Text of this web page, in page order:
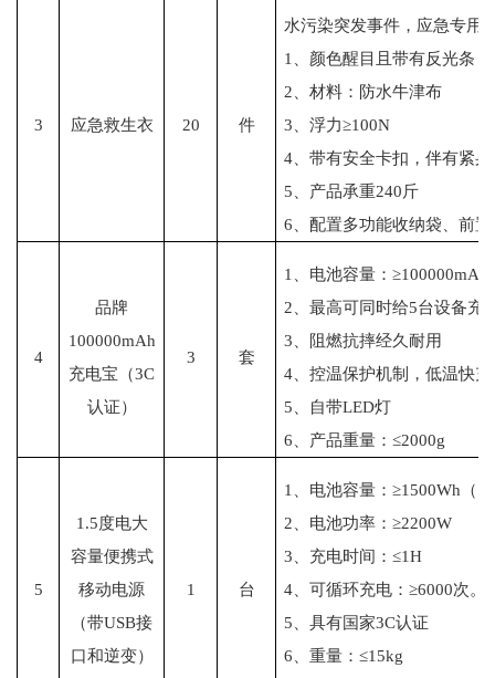
3 应急救生衣 20 件
水污染突发事件，应急专用
1、颜色醒目且带有反光条
2、材料：防水牛津布
3、浮力≥100N
4、带有安全卡扣，伴有紧
5、产品承重240斤
6、配置多功能收纳袋、前
4
品牌
100000mAh
充电宝（3C
认证）
3 套
1、电池容量：≥100000mAh
2、最高可同时给5台设备充
3、阻燃抗摔经久耐用
4、控温保护机制，低温快充
5、自带LED灯
6、产品重量：≤2000g
5
1.5度电大
容量便携式
移动电源
（带USB接
口和逆变）
1 台
1、电池容量：≥1500Wh（
2、电池功率：≥2200W
3、充电时间：≤1H
4、可循环充电：≥6000次。
5、具有国家3C认证
6、重量：≤15kg